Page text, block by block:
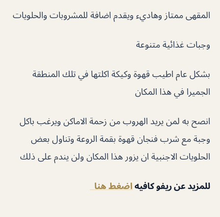
المقهى ممتاز وهاديء ويقدم اضافة للمشروبات والحلويات
وجبات غذائية متنوعة
بشكل عام اطيب قهوة وكيكة اكلتها في تلك المنطقة
الجميرا في هذا المكان
انصح به لمن يريد الهروب من زحمة الاماكن ويرغب باكل
وجبة مع شرب فنجان قهوة بقمة الروعة وتناول بعض
الحلويات الاجنبية ان يزور هذا المكان ولن يندم على ذلك
للمزيد عن ريفو كافيه اضغط هنا